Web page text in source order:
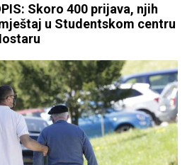
Skoro 400 prijava, njih
u Studentskom centru